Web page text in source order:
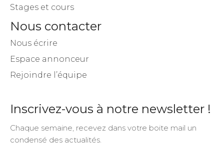
Stages et cours
Nous contacter
Nous écrire
Espace annonceur
Rejoindre l’équipe
Inscrivez-vous à notre newsletter !
Chaque semaine, recevez dans votre boite mail un
condensé des actualités.